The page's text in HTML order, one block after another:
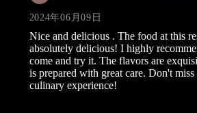
2024年06月09日
Nice and delicious . The food at this
absolutely delicious! I highly
come and try it. The flavors are
is prepared with great care. Don't
culinary experience!